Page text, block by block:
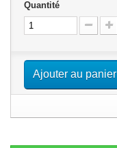
Quantité
Ajouter au panier